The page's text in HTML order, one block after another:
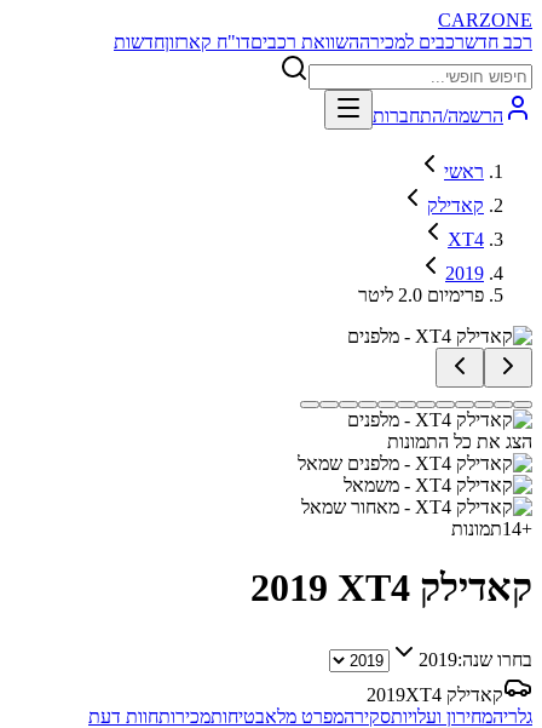
CARZONE
רכב חדשרכבים למכירההשוואת רכביםדו"ח קארזוןחדשות
הרשמה/התחברות
ראשי
קאדילק
XT4
2019
פרימיום 2.0 ליטר
הצג את כל התמונות
+
14תמונות
קאדילק XT4 2019
בחרו שנה:2019
קאדילק XT4
2019
גלריהמחירון ועלויותסקירהמפרט מלאבטיחותמכירותחוות דעת